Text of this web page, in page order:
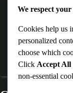
D Dash
August 8,
2026
We respect
Cookies help us
personalized
choose which
Click Accept All
non-essential